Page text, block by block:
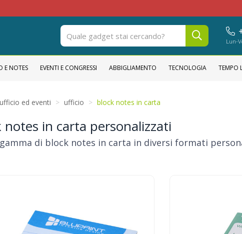
Lun-
E NOTES EVENTI E CONGRESSI ABBIGLIAMENTO TECNOLOGIA TEMPO
ufficio ed eventi ufficio block notes in carta
notes in carta personalizzati
di block notes in carta in diversi formati